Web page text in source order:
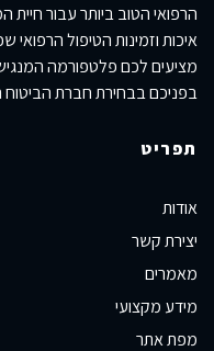
הרפואי הטוב ביותר עבור
איכות וזמינות הטיפול
מציעים לכם פלטפורמה
בפניכם בבחירת חברת
תפריט
אודות
יצירת קשר
מאמרים
מידע מקצועי
מפת אתר